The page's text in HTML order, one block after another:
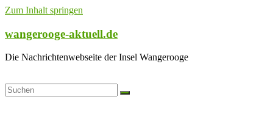
Zum Inhalt springen
wangerooge-aktuell.de
Die Nachrichtenwebseite der Insel Wangerooge